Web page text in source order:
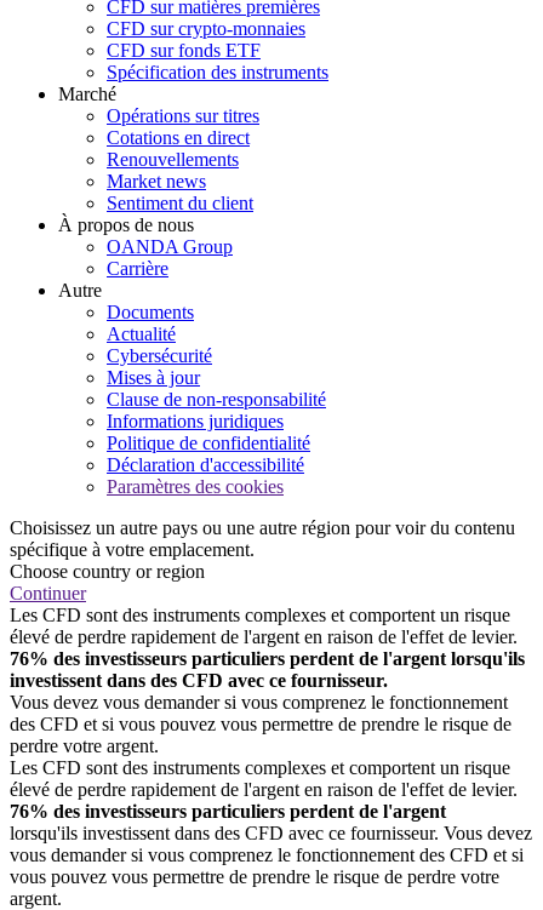
CFD sur matières premières
CFD sur crypto-monnaies
CFD sur fonds ETF
Spécification des instruments
Marché
Opérations sur titres
Cotations en direct
Renouvellements
Market news
Sentiment du client
À propos de nous
OANDA Group
Carrière
Autre
Documents
Actualité
Cybersécurité
Mises à jour
Clause de non-responsabilité
Informations juridiques
Politique de confidentialité
Déclaration d'accessibilité
Paramètres des cookies
Choisissez un autre pays ou une autre région pour voir du contenu
spécifique à votre emplacement.
Choose country or region
Continuer
Les CFD sont des instruments complexes et comportent un risque
élevé de perdre rapidement de l'argent en raison de l'effet de levier.
76% des investisseurs particuliers perdent de l'argent lorsqu'ils
investissent dans des CFD avec ce fournisseur.
Vous devez vous demander si vous comprenez le fonctionnement
des CFD et si vous pouvez vous permettre de prendre le risque de
perdre votre argent.
Les CFD sont des instruments complexes et comportent un risque
élevé de perdre rapidement de l'argent en raison de l'effet de levier.
76% des investisseurs particuliers perdent de l'argent
lorsqu'ils investissent dans des CFD avec ce fournisseur. Vous devez
vous demander si vous comprenez le fonctionnement des CFD et si
vous pouvez vous permettre de prendre le risque de perdre votre
argent.